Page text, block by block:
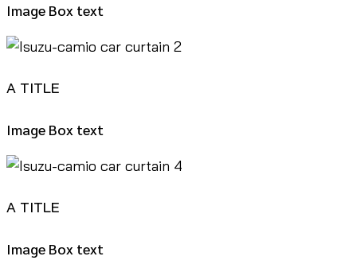
Image Box text
A TITLE
Image Box text
A TITLE
Image Box text